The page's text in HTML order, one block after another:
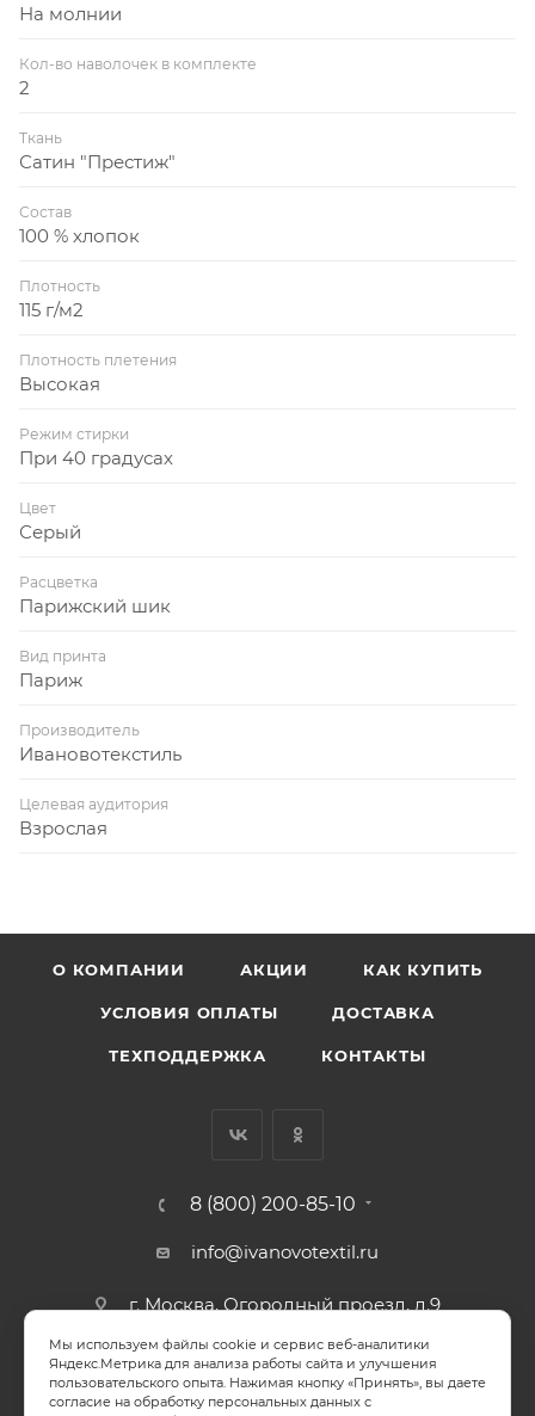
На молнии
Кол-во наволочек в комплекте
2
Ткань
Сатин "Престиж"
Состав
100 % хлопок
Плотность
115 г/м2
Плотность плетения
Высокая
Режим стирки
При 40 градусах
Цвет
Серый
Расцветка
Парижский шик
Вид принта
Париж
Производитель
Ивановотекстиль
Целевая аудитория
Взрослая
О КОМПАНИИ АКЦИИ КАК КУПИТЬ
УСЛОВИЯ ОПЛАТЫ ДОСТАВКА
ТЕХПОДДЕРЖКА КОНТАКТЫ
8 (800) 200-85-10
info@ivanovotextil.ru
г. Москва, Огородный проезд, д.9
СОГЛАСИЕ НА ОБРАБОТКУ ПЕРСОНАЛЬНЫХ ДАННЫХ
Мы используем файлы cookie и сервис веб-аналитики
Яндекс.Метрика для анализа работы сайта и улучшения
пользовательского опыта. Нажимая кнопку «Принять», вы даете
согласие на обработку персональных данных с